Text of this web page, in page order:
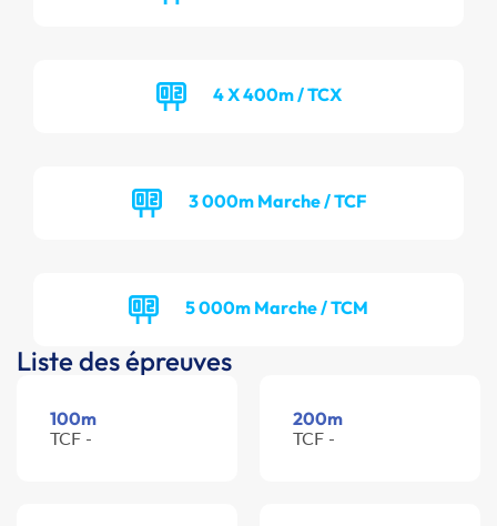
4 X 400m / TCX
3 000m Marche / TCF
5 000m Marche / TCM
Liste des épreuves
100m
TCF -
200m
TCF -